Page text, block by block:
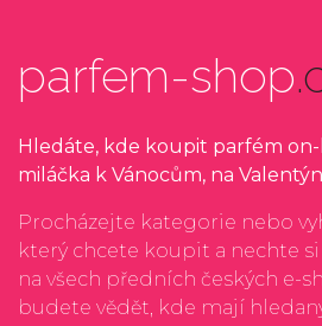
parfem-shop
Hledáte, kde koupit parfém
miláčka k Vánocům, na
Procházejte kategorie nebo
který chcete koupit a nechte
na všech předních českých e-
budete vědět, kde mají